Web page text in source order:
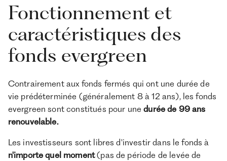
Fonctionnement et
caractéristiques des
fonds evergreen
Contrairement aux fonds fermés qui ont une durée de
vie prédéterminée (généralement 8 à 12 ans), les fonds
evergreen sont constitués pour unedurée de 99 ans
renouvelable.
Les investisseurs sont libres d'investir dans le fonds à
n'importe quel moment(pas de période de levée de